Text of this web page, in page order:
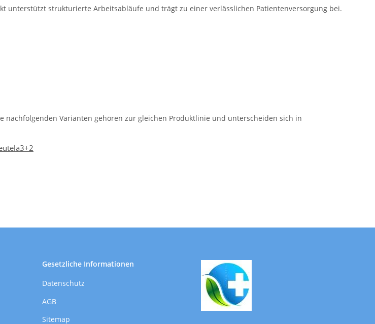
unterstützt strukturierte Arbeitsabläufe und trägt zu einer verlässlichen Patientenversorgung bei.
Varianten gehören zur gleichen Produktlinie und unterscheiden sich in
Gesetzliche Informationen
Datenschutz
AGB
Sitemap